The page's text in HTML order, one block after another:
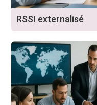
RSSI externalisé